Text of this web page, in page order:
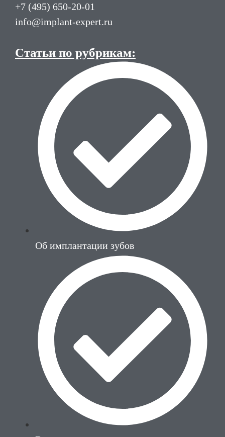
+7 (495) 650-20-01
info@implant-expert.ru
Статьи по рубрикам:
Об имплантации зубов